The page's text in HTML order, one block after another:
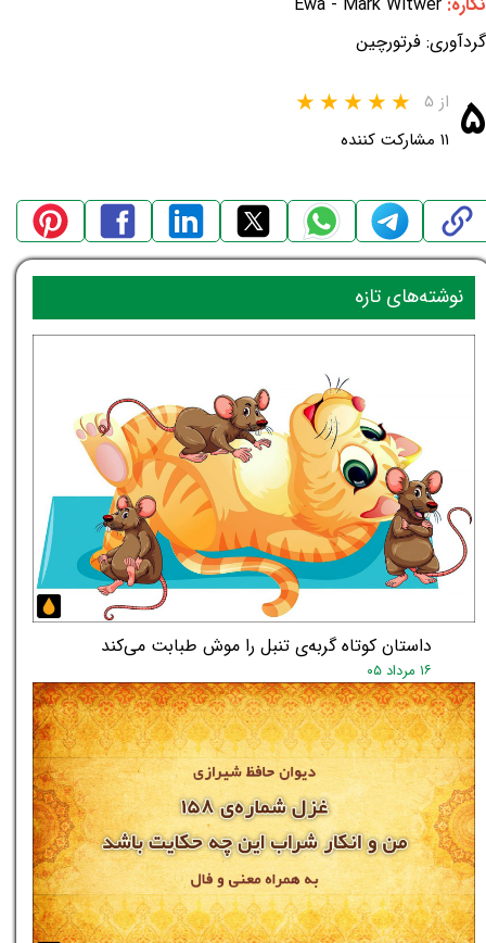
گردآوری: فرتورچین
۵ از ۵
۱۱ مشارکت کننده
داستان کوتاه گربه‌ی تنبل را موش طبابت می‌کند
۱۶ مرداد ۰۵
نوشته‌های تازه